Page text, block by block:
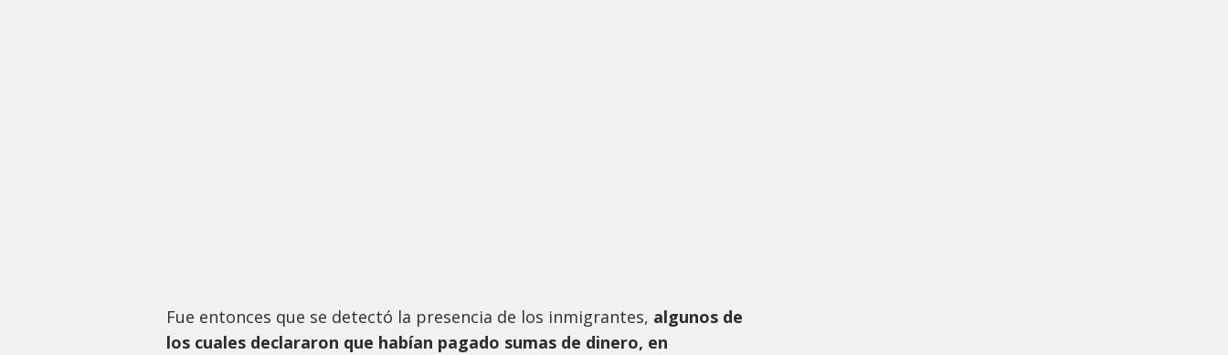
Fue entonces que se detectó la presencia de los inmigrantes, algunos de
los cuales declararon que habían pagado sumas de dinero, en